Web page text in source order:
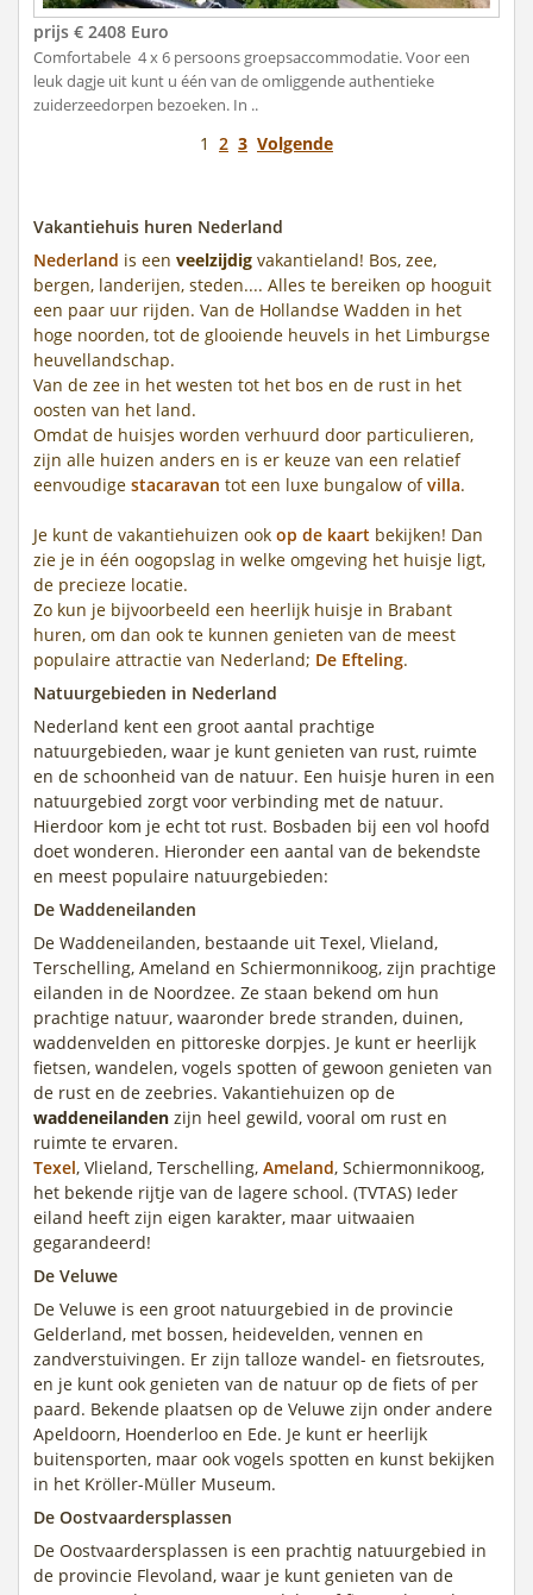
prijs € 2408 Euro
Comfortabele 4 x 6 persoons groepsaccommodatie. Voor een
leuk dagje uit kunt u één van de omliggende authentieke
zuiderzeedorpen bezoeken. In ..
1 2 3 Volgende
Vakantiehuis huren Nederland
Nederland is een veelzijdig vakantieland! Bos, zee,
bergen, landerijen, steden.... Alles te bereiken op hooguit
een paar uur rijden. Van de Hollandse Wadden in het
hoge noorden, tot de glooiende heuvels in het Limburgse
heuvellandschap.
Van de zee in het westen tot het bos en de rust in het
oosten van het land.
Omdat de huisjes worden verhuurd door particulieren,
zijn alle huizen anders en is er keuze van een relatief
eenvoudige stacaravan tot een luxe bungalow ofvilla.
Je kunt de vakantiehuizen ook op de kaart bekijken! Dan
zie je in één oogopslag in welke omgeving het huisje ligt,
de precieze locatie.
Zo kun je bijvoorbeeld een heerlijk huisje in Brabant
huren, om dan ook te kunnen genieten van de meest
populaire attractie van Nederland; De Efteling.
Natuurgebieden in Nederland
Nederland kent een groot aantal prachtige
natuurgebieden, waar je kunt genieten van rust, ruimte
en de schoonheid van de natuur. Een huisje huren in een
natuurgebied zorgt voor verbinding met de natuur.
Hierdoor kom je echt tot rust. Bosbaden bij een vol hoofd
doet wonderen. Hieronder een aantal van de bekendste
en meest populaire natuurgebieden:
De Waddeneilanden
De Waddeneilanden, bestaande uit Texel, Vlieland,
Terschelling, Ameland en Schiermonnikoog, zijn prachtige
eilanden in de Noordzee. Ze staan bekend om hun
prachtige natuur, waaronder brede stranden, duinen,
waddenvelden en pittoreske dorpjes. Je kunt er heerlijk
fietsen, wandelen, vogels spotten of gewoon genieten van
de rust en de zeebries. Vakantiehuizen op de
waddeneilanden zijn heel gewild, vooral om rust en
ruimte te ervaren.
Texel, Vlieland, Terschelling, Ameland, Schiermonnikoog,
het bekende rijtje van de lagere school. (TVTAS) Ieder
eiland heeft zijn eigen karakter, maar uitwaaien
gegarandeerd!
De Veluwe
De Veluwe is een groot natuurgebied in de provincie
Gelderland, met bossen, heidevelden, vennen en
zandverstuivingen. Er zijn talloze wandel- en fietsroutes,
en je kunt ook genieten van de natuur op de fiets of per
paard. Bekende plaatsen op de Veluwe zijn onder andere
Apeldoorn, Hoenderloo en Ede. Je kunt er heerlijk
buitensporten, maar ook vogels spotten en kunst bekijken
in het Kröller-Müller Museum.
De Oostvaardersplassen
De Oostvaardersplassen is een prachtig natuurgebied in
de provincie Flevoland, waar je kunt genieten van de